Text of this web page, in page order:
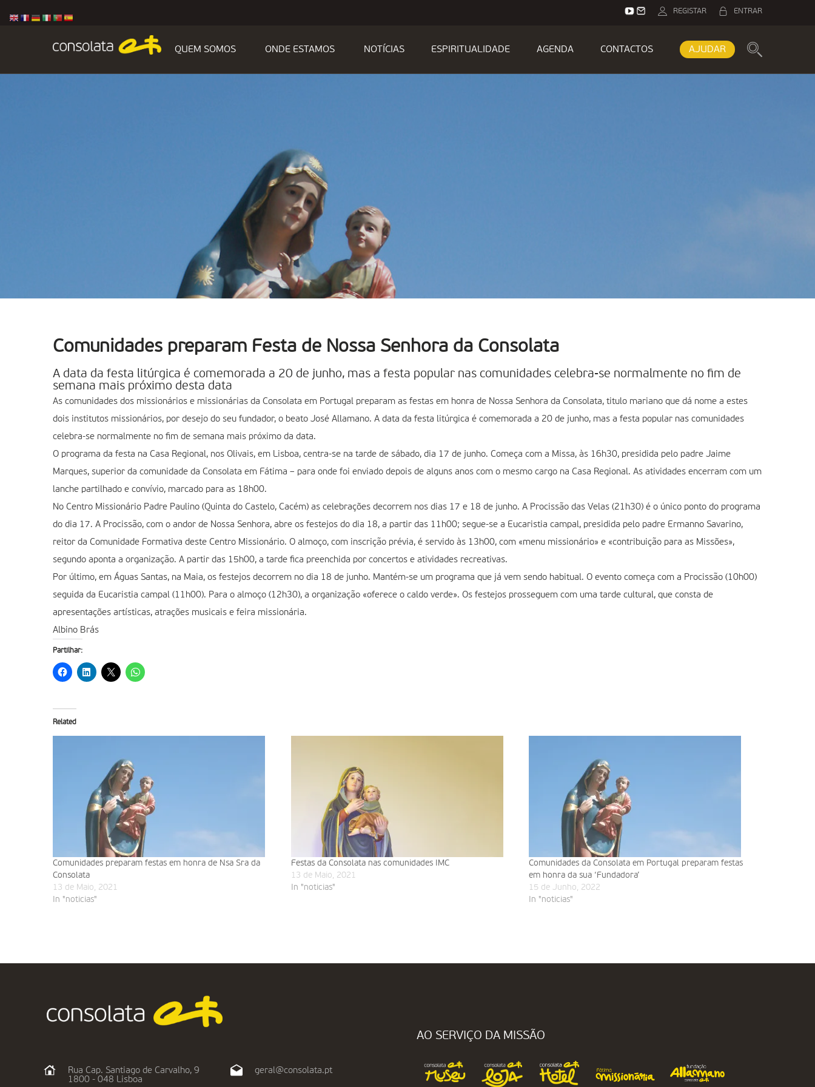
ENTRAR
REGISTAR
QUEM SOMOS ONDE ESTAMOS NOTÍCIAS ESPIRITUALIDADE AGENDA CONTACTOS AJUDAR
Comunidades preparam Festa de Nossa Senhora da Consolata
A data da festa litúrgica é comemorada a 20 de junho, mas a festa popular nas comunidades celebra-se normalmente no fim de
semana mais próximo desta data
As comunidades dos missionários e missionárias da Consolata em Portugal preparam as festas em honra de Nossa Senhora da Consolata, titulo mariano que dá nome a estes
dois institutos missionários, por desejo do seu fundador, o beato José Allamano. A data da festa litúrgica é comemorada a 20 de junho, mas a festa popular nas comunidades
celebra-se normalmente no fim de semana mais próximo da data.
O programa da festa na Casa Regional, nos Olivais, em Lisboa, centra-se na tarde de sábado, dia 17 de junho. Começa com a Missa, às 16h30, presidida pelo padre Jaime
Marques, superior da comunidade da Consolata em Fátima – para onde foi enviado depois de alguns anos com o mesmo cargo na Casa Regional. As atividades encerram com um
lanche partilhado e convívio, marcado para as 18h00.
No Centro Missionário Padre Paulino (Quinta do Castelo, Cacém) as celebrações decorrem nos dias 17 e 18 de junho. A Procissão das Velas (21h30) é o único ponto do programa
do dia 17. A Procissão, com o andor de Nossa Senhora, abre os festejos do dia 18, a partir das 11h00; segue-se a Eucaristia campal, presidida pelo padre Ermanno Savarino,
reitor da Comunidade Formativa deste Centro Missionário. O almoço, com inscrição prévia, é servido às 13h00, com «menu missionário» e «contribuição para as Missões»,
segundo aponta a organização. A partir das 15h00, a tarde fica preenchida por concertos e atividades recreativas.
Por último, em Águas Santas, na Maia, os festejos decorrem no dia 18 de junho. Mantém-se um programa que já vem sendo habitual. O evento começa com a Procissão (10h00)
seguida da Eucaristia campal (11h00). Para o almoço (12h30), a organização «oferece o caldo verde». Os festejos prosseguem com uma tarde cultural, que consta de
apresentações artísticas, atrações musicais e feira missionária.
Albino Brás
Partilhar:
Related
Comunidades preparam festas em honra de Nsa Sra da
Consolata
13 de Maio, 2021
In "noticias"
Festas da Consolata nas comunidades IMC
13 de Maio, 2021
In "noticias"
Comunidades da Consolata em Portugal preparam festas
em honra da sua ‘Fundadora’
15 de Junho, 2022
In "noticias"
Rua Cap. Santiago de Carvalho, 9
1800 - 048 Lisboa
geral@consolata.pt
AO SERVIÇO DA MISSÃO